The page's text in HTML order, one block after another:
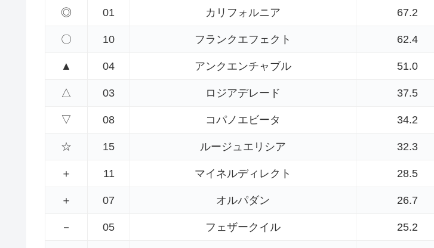
◎ 01 カリフォルニア 67.2
〇 10 フランクエフェクト 62.4
▲ 04 アンクエンチャブル 51.0
△ 03 ロジアデレード 37.5
▽ 08 コパノエビータ 34.2
☆ 15 ルージュエリシア 32.3
＋ 11 マイネルディレクト 28.5
＋ 07 オルパダン 26.7
－ 05 フェザークイル 25.2